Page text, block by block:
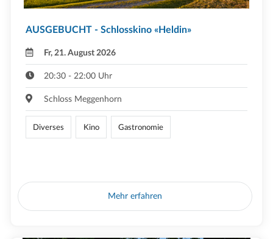
AUSGEBUCHT - Schlosskino «Heldin»
Fr, 21. August 2026
20:30 - 22:00 Uhr
Schloss Meggenhorn
Diverses Kino Gastronomie
Mehr erfahren